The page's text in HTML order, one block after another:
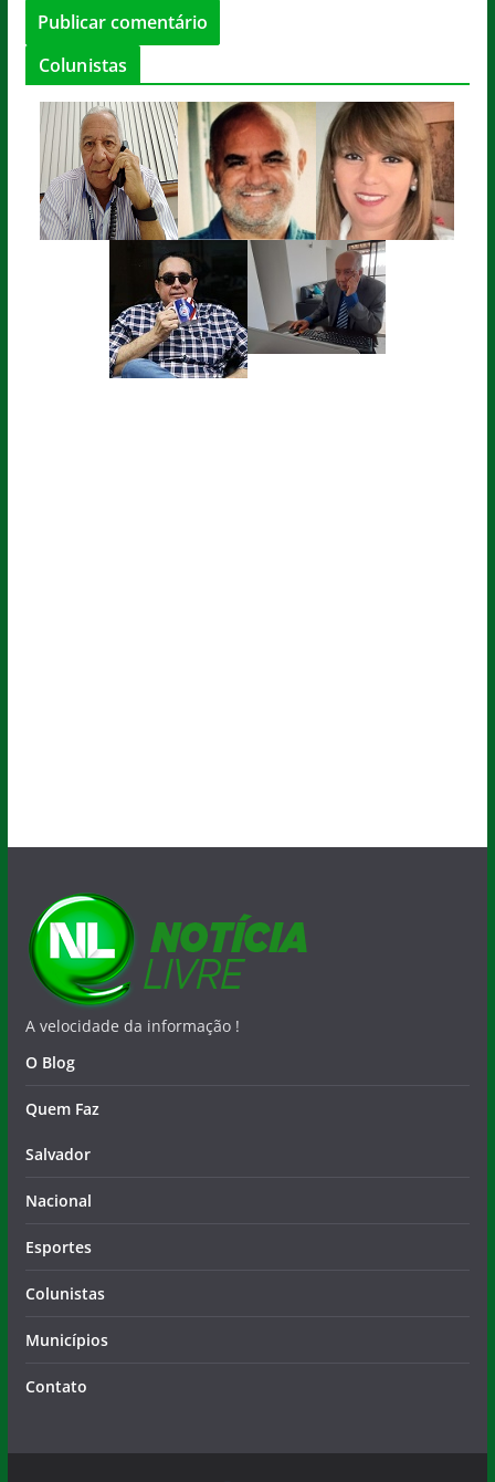
Colunistas
A velocidade da informação !
O Blog
Quem Faz
Nacional
Esportes
Colunistas
Municípios
Contato
Copyright © 2026Notícia Livre. Todos os direitos